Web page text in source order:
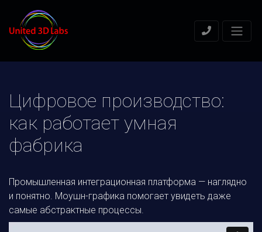
Цифровое производство:
как работает умная
фабрика
Промышленная интеграционная платформа — наглядно
и понятно. Моушн-графика помогает увидеть даже
самые абстрактные процессы.